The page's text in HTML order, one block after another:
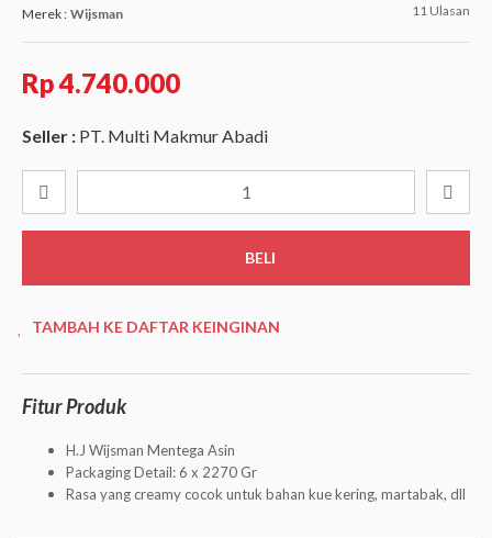
Merek : Wijsman 11 Ulasan
Rp 4.740.000
Seller : PT. Multi Makmur Abadi
BELI
TAMBAH KE DAFTAR KEINGINAN
Fitur Produk
H.J Wijsman Mentega Asin
Packaging Detail: 6 x 2270 Gr
Rasa yang creamy cocok untuk bahan kue kering, martabak, dll